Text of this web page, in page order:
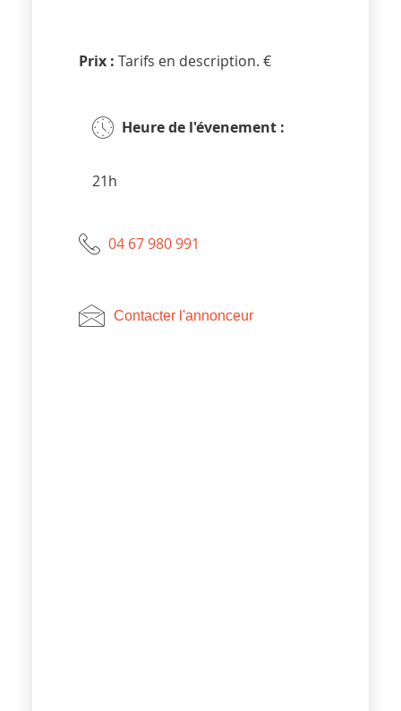
Prix :Tarifs en description. €
Heure de l'évenement :
21h
04 67 980 991
Contacter l'annonceur